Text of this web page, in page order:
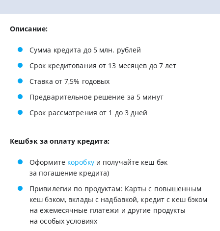
Описание:
Сумма кредита до 5 млн. рублей
Срок кредитования от 13 месяцев до 7 лет
Ставка от 7,5% годовых
Предварительное решение за 5 минут
Срок рассмотрения от 1 до 3 дней
Кешбэк за оплату кредита:
Оформите коробкуи получайте кеш бэк
за погашение кредита)
Привилегии по продуктам: Карты с повышенным
кеш бэком, вклады с надбавкой, кредит с кеш бэком
на ежемесячные платежи и другие продукты
на особых условиях